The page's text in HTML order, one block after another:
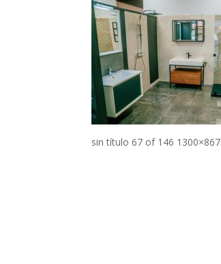
sin título 67 of 146 1300×867